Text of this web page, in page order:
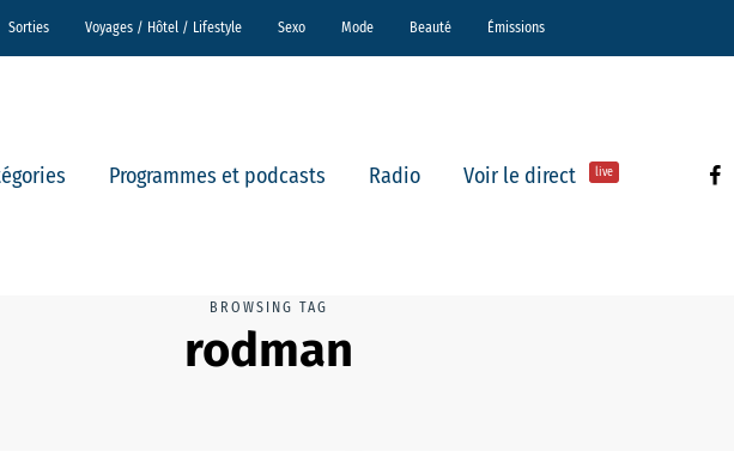
Sorties Voyages / Hôtel / Lifestyle Sexo Mode Beauté Émissions
Programmes et podcasts Radio Voir le direct live
BROWSING TAG
rodman